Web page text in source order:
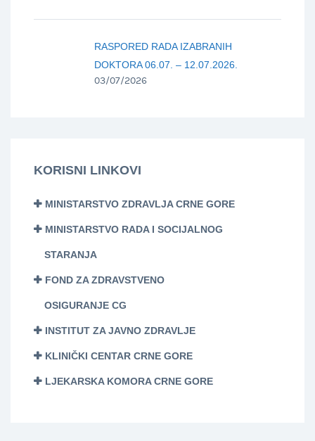
RASPORED RADA IZABRANIH
DOKTORA 06.07. – 12.07.2026.
03/07/2026
KORISNI LINKOVI
MINISTARSTVO ZDRAVLJA CRNE GORE
MINISTARSTVO RADA I SOCIJALNOG
STARANJA
FOND ZA ZDRAVSTVENO
OSIGURANJE CG
INSTITUT ZA JAVNO ZDRAVLJE
KLINIČKI CENTAR CRNE GORE
LJEKARSKA KOMORA CRNE GORE